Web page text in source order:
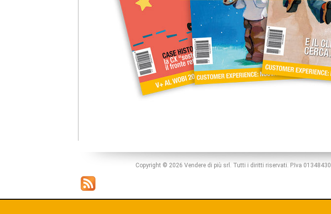
Copyright © 2026 Vendere di più srl. Tutti i diritti riservati. P.Iva